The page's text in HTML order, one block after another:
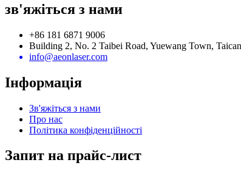
зв'яжіться з нами
+86 181 6871 9006
Building 2, No. 2 Taibei Road, Yuewang Town,
info@aeonlaser.com
Інформація
Зв'яжіться з нами
Про нас
Політика конфіденційності
Запит на прайс-лист